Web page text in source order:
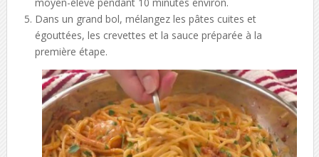
moyen-élevé pendant 10 minutes environ.
Dans un grand bol, mélangez les pâtes cuites et
égouttées, les crevettes et la sauce préparée à la
première étape.